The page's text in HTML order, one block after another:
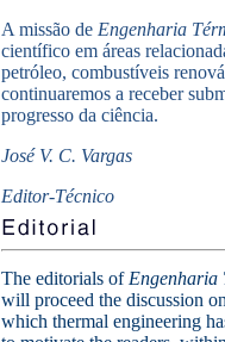
A missão de Engenharia
científico em áreas
petróleo, combustíveis
continuaremos a receber
progresso da ciência.
José V. C. Vargas
Editor-Técnico
The editorials of Engenharia
will proceed the discussion
which thermal engineering